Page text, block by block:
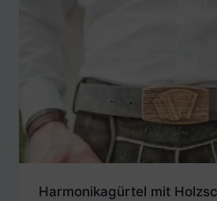
Harmonikagürtel mit